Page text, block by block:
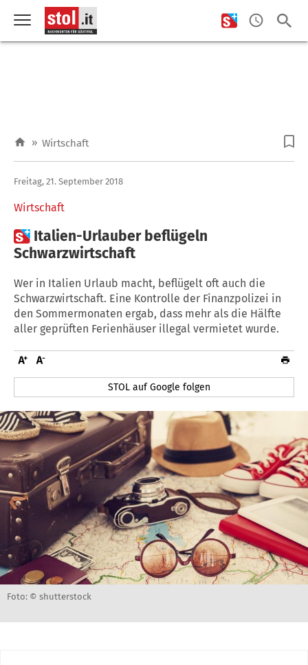
» Wirtschaft
Wirtschaft
Freitag, 21. September 2018
 Italien-Urlauber beflügeln
Schwarzwirtschaft
Wer in Italien Urlaub macht, beflügelt oft auch die
Schwarzwirtschaft. Eine Kontrolle der Finanzpolizei in
den Sommermonaten ergab, dass mehr als die Hälfte
aller geprüften Ferienhäuser illegal vermietet wurde.
STOL auf Google folgen
Foto: © shutterstock